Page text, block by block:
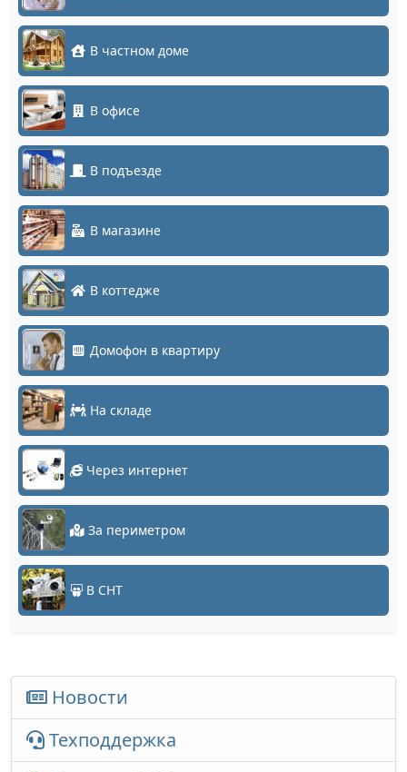
В частном доме
В офисе
В подъезде
В магазине
В коттедже
Домофон в квартиру
На складе
Через интернет
За периметром
В СНТ
Новости
Техподдержка